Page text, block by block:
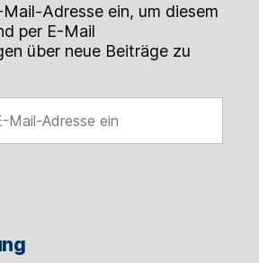
Mail-Adresse ein, um diesem
per E-Mail
über neue Beiträge zu